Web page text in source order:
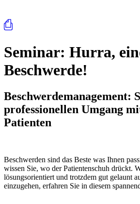
⎙
Seminar: Hurra,
Beschwerde!
Beschwerdemanagement:
professionellen Umgang
Patienten
Beschwerden sind das Beste was Ihnen
wissen Sie, wo der Patientenschuh drückt.
lösungsorientiert und trotzdem gut gelaunt
einzugehen, erfahren Sie in diesem